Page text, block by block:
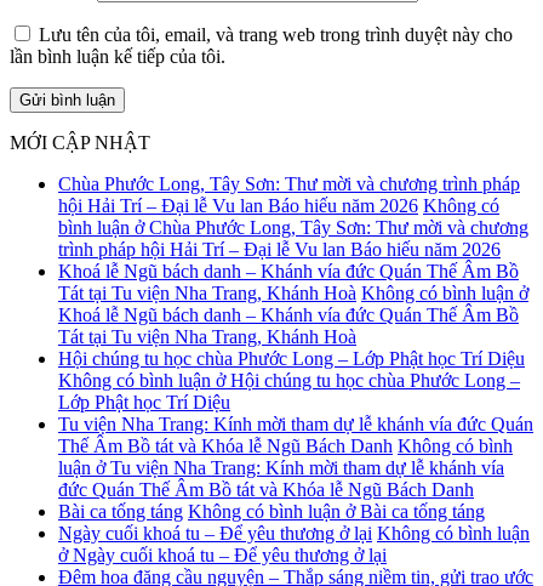
Lưu tên của tôi, email, và trang web trong trình duyệt này cho
lần bình luận kế tiếp của tôi.
MỚI CẬP NHẬT
Chùa Phước Long, Tây Sơn: Thư mời và chương trình pháp
hội Hải Trí – Đại lễ Vu lan Báo hiếu năm 2026 Không có
bình luận ở Chùa Phước Long, Tây Sơn: Thư mời và chương
trình pháp hội Hải Trí – Đại lễ Vu lan Báo hiếu năm 2026
Khoá lễ Ngũ bách danh – Khánh vía đức Quán Thế Âm Bồ
Tát tại Tu viện Nha Trang, Khánh Hoà Không có bình luận ở
Khoá lễ Ngũ bách danh – Khánh vía đức Quán Thế Âm Bồ
Tát tại Tu viện Nha Trang, Khánh Hoà
Hội chúng tu học chùa Phước Long – Lớp Phật học Trí Diệu
Không có bình luận ở Hội chúng tu học chùa Phước Long –
Lớp Phật học Trí Diệu
Tu viện Nha Trang: Kính mời tham dự lễ khánh vía đức Quán
Thế Âm Bồ tát và Khóa lễ Ngũ Bách Danh Không có bình
luận ở Tu viện Nha Trang: Kính mời tham dự lễ khánh vía
đức Quán Thế Âm Bồ tát và Khóa lễ Ngũ Bách Danh
Bài ca tống táng Không có bình luận ở Bài ca tống táng
Ngày cuối khoá tu – Để yêu thương ở lại Không có bình luận
ở Ngày cuối khoá tu – Để yêu thương ở lại
Đêm hoa đăng cầu nguyện – Thắp sáng niềm tin, gửi trao ước